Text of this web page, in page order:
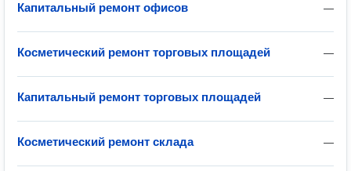
—
Капитальный ремонт офисов
—
Косметический ремонт торговых площадей
—
Капитальный ремонт торговых площадей
—
Косметический ремонт склада